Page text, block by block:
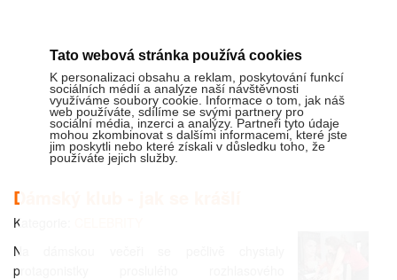
Dámský klub - jak se krášlí
Kategorie:
Na dámskou večeři se pečlivě chystaly
protagonistky proslulého rozhlasového
Tato webová stránka používá cookies
K personalizaci obsahu a reklam, poskytování funkcí
sociálních médií a analýze naší návštěvnosti
využíváme soubory cookie. Informace o tom, jak náš
web používáte, sdílíme se svými partnery pro
sociální média, inzerci a analýzy. Partneři tyto údaje
mohou zkombinovat s dalšími informacemi, které jste
jim poskytli nebo které získali v důsledku toho, že
používáte jejich služby.